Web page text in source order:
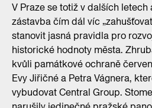
V Praze se totiž v dalších
zástavba čím dál víc
stanovit jasná pravidla pro
historické hodnoty města.
kvůli památkové ochraně
Evy Jiřičné a Petra Vágnera,
vybudovat Central Group.